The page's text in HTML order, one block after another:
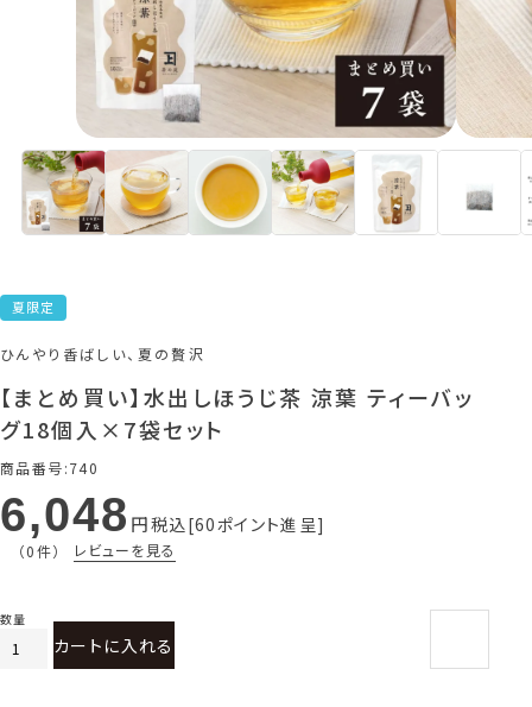
夏限定
ひんやり香ばしい、夏の贅沢
【まとめ買い】水出しほうじ茶 涼葉 ティーバッ
グ18個入×7袋セット
商品番号 740
6,048 税込 60ポイント進呈
（0件） レビューを見る
カートに入れる